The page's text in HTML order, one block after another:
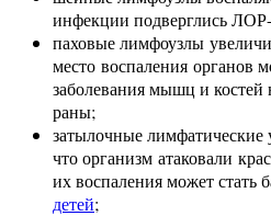
инфекции подверглись
паховые лимфоузлы
место воспаления органов
заболевания мышц и
раны;
затылочные
что организм атаковали
их воспаления может стать
детей;